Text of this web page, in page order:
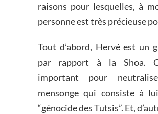
raisons pour lesquelles, à
personne est très précieuse
Tout d’abord, Hervé est un
par rapport à la Shoa.
important pour
mensonge qui consiste à
“génocide des Tutsis”. Et,